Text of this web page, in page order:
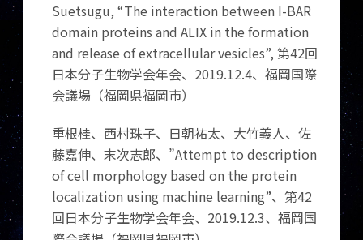
Suetsugu, “The interaction between I-BAR
domain proteins and ALIX in the formation
and release of extracellular vesicles”,第42回
日本分子生物学会年会、 2019.12.4、福岡国際
会議場（福岡県福岡市）
重根桂、西村珠子、日朝祐太、大竹義人、佐
藤嘉伸、末次志郎、”Attempt to description
of cell morphology based on the protein
localization using machine learning”、第42
回日本分子生物学会年会、 2019.12.3、福岡国